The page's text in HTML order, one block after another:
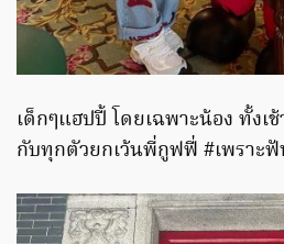
เด็กๆแฮปปี้ โดยเฉพาะน้อง ทั้ง
กับทุกตัวยกเว้นพี่กูฟฟี่ #เพราะ